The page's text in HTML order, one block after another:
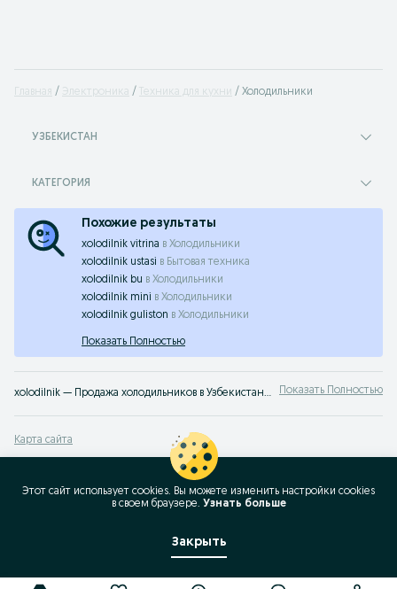
Главная Электроника Техника для кухни Холодильники
УЗБЕКИСТАН
КАТЕГОРИЯ
Похожие результаты
xolodilnik vitrina в Холодильники
xolodilnik ustasi в Бытовая техника
xolodilnik bu в Холодильники
xolodilnik mini в Холодильники
xolodilnik guliston в Холодильники
Показать Полностью
xolodilnik — Продажа холодильников в Узбекистане ✔️ Новые и б/у холодильники по выгодным ценам ☝ Лучшие предложения для дома и бизнеса на OLX.uz Показать Полностью
Карта сайта
Карта бизнес-страницы
Популярные запросы
Этот сайт использует cookies. Вы можете изменить настройки cookies
в своeм браузере. Узнать больше
Закрыть